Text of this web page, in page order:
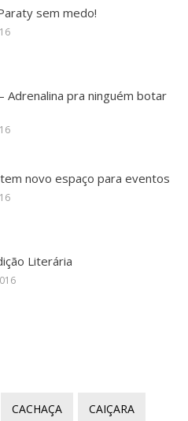
sem medo!
Adrenalina pra ninguém botar
novo espaço para eventos
Literária
CACHAÇA CAIÇARA